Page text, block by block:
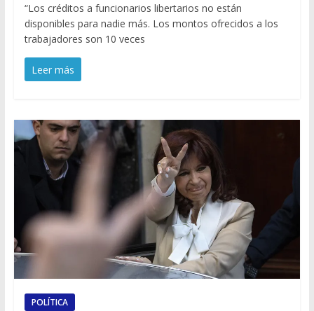
“Los créditos a funcionarios libertarios no están
disponibles para nadie más. Los montos ofrecidos a los
trabajadores son 10 veces
Leer más
POLÍTICA